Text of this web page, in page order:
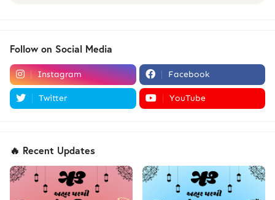
Follow on Social Media
Instagram Facebook
Twitter YouTube
🔥 Recent Updates